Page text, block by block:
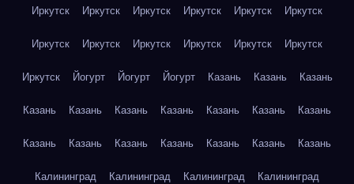
Иркутск Иркутск Иркутск Иркутск Иркутск Иркутск
Иркутск Иркутск Иркутск Иркутск Иркутск Иркутск
Иркутск Йогурт Йогурт Йогурт Казань Казань Казань
Казань Казань Казань Казань Казань Казань Казань
Казань Казань Казань Казань Казань Казань Казань
Калининград Калининград Калининград Калининград